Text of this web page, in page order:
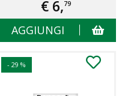
€ 6,79
AGGIUNGI
- 29 %